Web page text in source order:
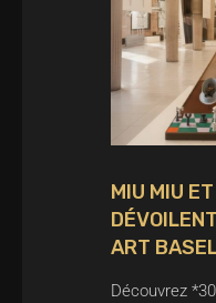
MIU MIU
ART
Découvrez